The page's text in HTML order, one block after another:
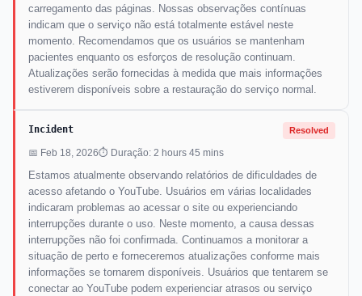
carregamento das páginas. Nossas observações contínuas
indicam que o serviço não está totalmente estável neste
momento. Recomendamos que os usuários se mantenham
pacientes enquanto os esforços de resolução continuam.
Atualizações serão fornecidas à medida que mais informações
estiverem disponíveis sobre a restauração do serviço normal.
Incident Resolved
📅 Feb 18, 2026⏱ Duração: 2 hours 45 mins
Estamos atualmente observando relatórios de dificuldades de
acesso afetando o YouTube. Usuários em várias localidades
indicaram problemas ao acessar o site ou experienciando
interrupções durante o uso. Neste momento, a causa dessas
interrupções não foi confirmada. Continuamos a monitorar a
situação de perto e forneceremos atualizações conforme mais
informações se tornarem disponíveis. Usuários que tentarem se
conectar ao YouTube podem experienciar atrasos ou serviço